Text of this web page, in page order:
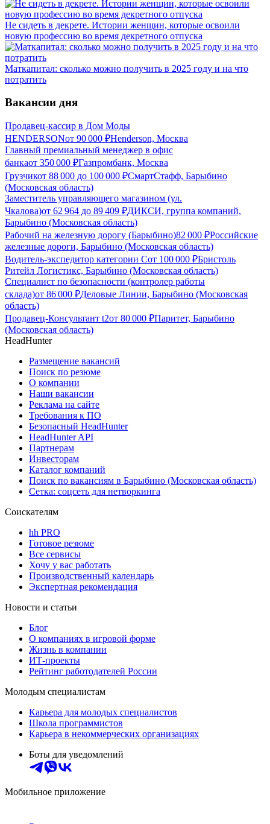
Не сидеть в декрете. Истории женщин, которые освоили
новую профессию во время декретного отпуска
Маткапитал: сколько можно получить в 2025 году и на что
потратить
Вакансии дня
Продавец-кассир в Дом Моды
HENDERSONот 90 000 ₽Henderson, Москва
Главный премиальный менеджер в офис
банкаот 350 000 ₽Газпромбанк, Москва
Грузчикот 88 000 до 100 000 ₽СмартСтафф, Барыбино
(Московская область)
Заместитель управляющего магазином (ул.
Чкалова)от 62 964 до 89 409 ₽ДИКСИ, группа компаний,
Барыбино (Московская область)
Рабочий на железную дорогу (Барыбино)82 000 ₽Российские
железные дороги, Барыбино (Московская область)
Водитель-экспедитор категории Сот 100 000 ₽Бристоль
Ритейл Логистикс, Барыбино (Московская область)
Специалист по безопасности (контролер работы
склада)от 86 000 ₽Деловые Линии, Барыбино (Московская
область)
Продавец-Консультант t2от 80 000 ₽Паритет, Барыбино
(Московская область)
HeadHunter
Размещение вакансий
Поиск по резюме
О компании
Наши вакансии
Реклама на сайте
Требования к ПО
Безопасный HeadHunter
HeadHunter API
Партнерам
Инвесторам
Каталог компаний
Поиск по вакансиям в Барыбино (Московская область)
Сетка: соцсеть для нетворкинга
Соискателям
hh PRO
Готовое резюме
Все сервисы
Хочу у вас работать
Производственный календарь
Экспертная рекомендация
Новости и статьи
Блог
О компаниях в игровой форме
Жизнь в компании
ИТ-проекты
Рейтинг работодателей России
Молодым специалистам
Карьера для молодых специалистов
Школа программистов
Карьера в некоммерческих организациях
Боты для уведомлений
Мобильное приложение